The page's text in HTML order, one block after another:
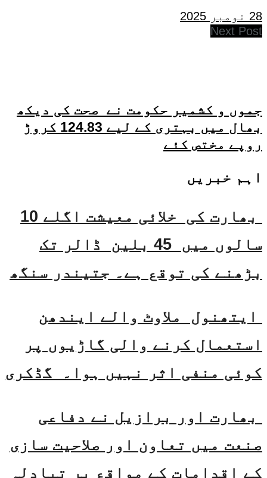
28 نومبر 2025
Next Post
جموں و کشمیر حکومت نے صحت کی دیکھ
بھال میں بہتری کے لیے 124.83 کروڑ
روپے مختص کئے
اہم خبریں
بھارت کی خلائی معیشت اگلے 10
سالوں میں 45 بلین ڈالر تک
بڑھنے کی توقع ہے۔ جتیندر سنگھ
ایتھنول ملاوٹ والے ایندھن
استعمال کرنے والی گاڑیوں پر
کوئی منفی اثر نہیں ہوا۔ گڈکری
بھارت اور برازیل نے دفاعی
صنعت میں تعاون اور صلاحیت سازی
کے اقدامات کے مواقع پر تبادلہ